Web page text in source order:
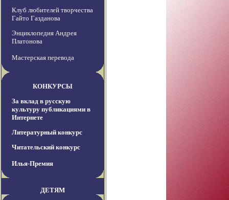
Клуб любителей творчества
Гайто Газданова
Энциклопедия Андрея
Платонова
Мастерская перевода
КОНКУРСЫ
За вклад в русскую
культуру публикациями в
Интернете
Литературный конкурс
Читательский конкурс
Илья-Премия
ДЕТЯМ